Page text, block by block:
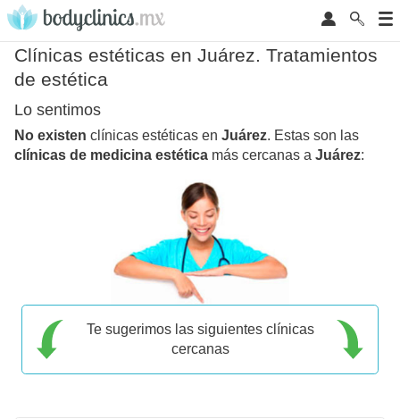
Clínicas estéticas en Juárez. Tratamientos
de estética
Lo sentimos
No existen clínicas estéticas en Juárez. Estas son las
clínicas de medicina estética más cercanas a Juárez:
Te sugerimos las siguientes clínicas
cercanas